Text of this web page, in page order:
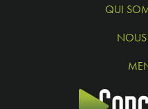
QUI
NOUS